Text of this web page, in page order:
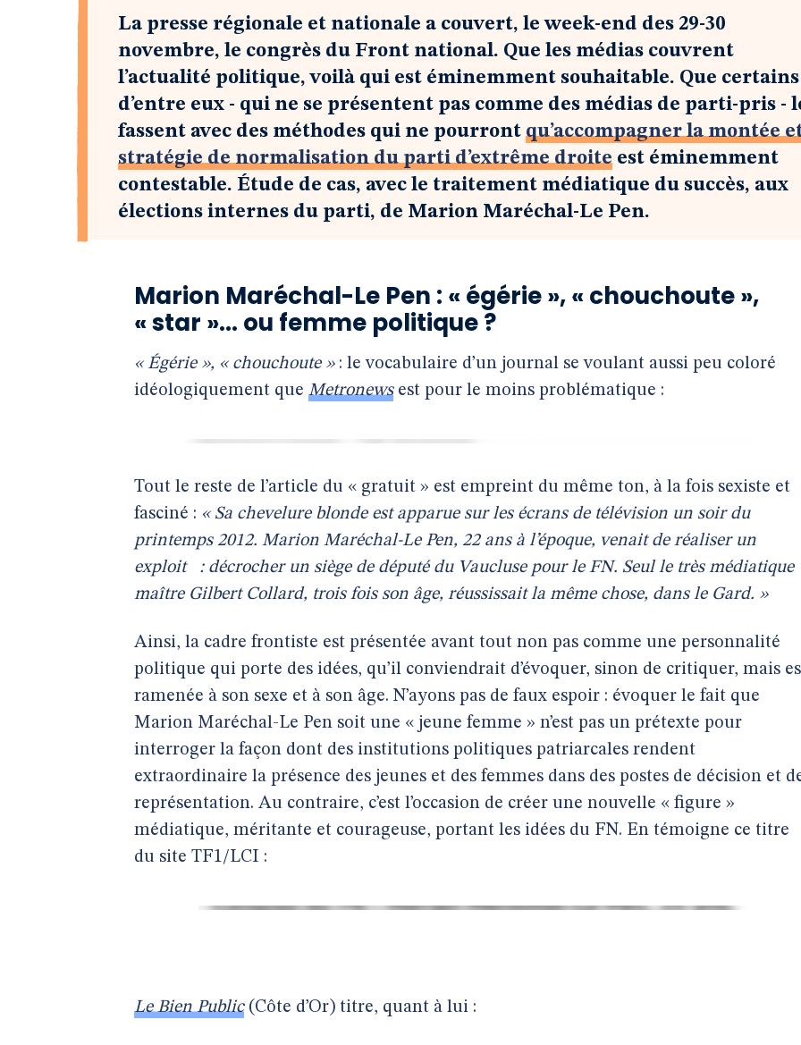
La presse régionale et nationale a couvert, le week-end des 29-30
novembre, le congrès du Front national. Que les médias couvrent
l’actualité politique, voilà qui est éminemment souhaitable. Que certains
d’entre eux - qui ne se présentent pas comme des médias de parti-pris -
fassent avec des méthodes qui ne pourront qu’accompagner la montée
stratégie de normalisation du parti d’extrême droite est éminemment
contestable. Étude de cas, avec le traitement médiatique du succès, aux
élections internes du parti, de Marion Maréchal-Le Pen.
Marion Maréchal-Le Pen : « égérie », « chouchoute »,
« star »... ou femme politique ?
« Égérie », « chouchoute »: le vocabulaire d’un journal se voulant aussi peu coloré
idéologiquement que Metronewsest pour le moins problématique :
Tout le reste de l’article du « gratuit » est empreint du même ton, à la fois sexiste et
fasciné : « Sa chevelure blonde est apparue sur les écrans de télévision un soir du
printemps 2012. Marion Maréchal-Le Pen, 22 ans à l’époque, venait de réaliser un
exploit : décrocher un siège de député du Vaucluse pour le FN. Seul le très médiatique
maître Gilbert Collard, trois fois son âge, réussissait la même chose, dans le Gard. »
Ainsi, la cadre frontiste est présentée avant tout non pas comme une personnalité
politique qui porte des idées, qu’il conviendrait d’évoquer, sinon de critiquer, mais
ramenée à son sexe et à son âge. N’ayons pas de faux espoir : évoquer le fait que
Marion Maréchal-Le Pen soit une « jeune femme » n’est pas un prétexte pour
interroger la façon dont des institutions politiques patriarcales rendent
extraordinaire la présence des jeunes et des femmes dans des postes de décision et
représentation. Au contraire, c’est l’occasion de créer une nouvelle « figure »
médiatique, méritante et courageuse, portant les idées du FN. En témoigne ce titre
du site TF1/LCI :
Le Bien Public(Côte d’Or) titre, quant à lui :